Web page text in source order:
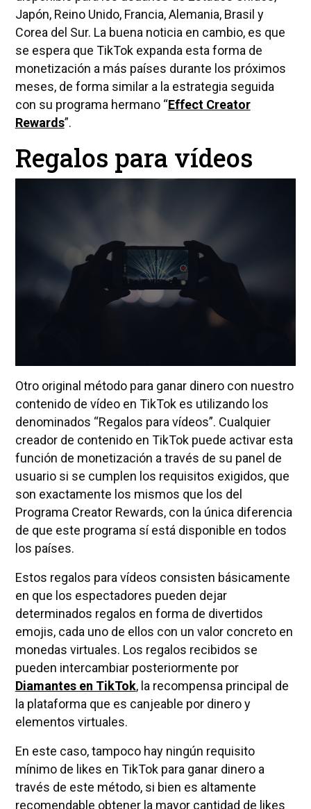
Japón, Reino Unido, Francia, Alemania, Brasil y
Corea del Sur. La buena noticia en cambio, es que
se espera que TikTok expanda esta forma de
monetización a más países durante los próximos
meses, de forma similar a la estrategia seguida
con su programa hermano “Effect Creator
Rewards”.
Regalos para vídeos
Otro original método para ganar dinero con nuestro
contenido de vídeo en TikTok es utilizando los
denominados “Regalos para vídeos”. Cualquier
creador de contenido en TikTok puede activar esta
función de monetización a través de su panel de
usuario si se cumplen los requisitos exigidos, que
son exactamente los mismos que los del
Programa Creator Rewards, con la única diferencia
de que este programa sí está disponible en todos
los países.
Estos regalos para vídeos consisten básicamente
en que los espectadores pueden dejar
determinados regalos en forma de divertidos
emojis, cada uno de ellos con un valor concreto en
monedas virtuales. Los regalos recibidos se
pueden intercambiar posteriormente por
Diamantes en TikTok, la recompensa principal de
la plataforma que es canjeable por dinero y
elementos virtuales.
En este caso, tampoco hay ningún requisito
mínimo de likes en TikTok para ganar dinero a
través de este método, si bien es altamente
recomendable obtener la mayor cantidad de likes